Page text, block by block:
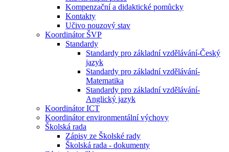
Kompenzační a didaktické pomůcky
Kontakty
Učivo nouzový stav
Koordinátor ŠVP
Standardy
Standardy pro základní vzdělávání-Český
jazyk
Standardy pro základní vzdělávání-
Matematika
Standardy pro základní vzdělávání-
Anglický jazyk
Koordinátor ICT
Koordinátor environmentální výchovy
Školská rada
Zápisy ze Školské rady
Školská rada - dokumenty